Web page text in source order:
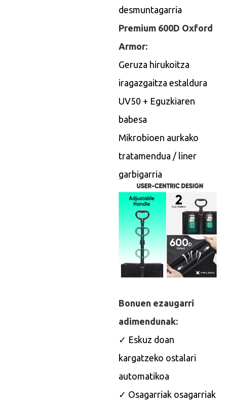
desmuntagarria
Premium 600D Oxford
Armor:
Geruza hirukoitza
iragazgaitza estaldura
UV50 + Eguzkiaren
babesa
Mikrobioen aurkako
tratamendua / liner
garbigarria
Bonuen ezaugarri
adimendunak:
✓ Eskuz doan
kargatzeko ostalari
automatikoa
✓ Osagarriak osagarriak